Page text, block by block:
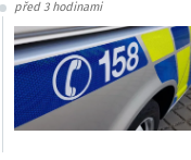
před 3 hodinami